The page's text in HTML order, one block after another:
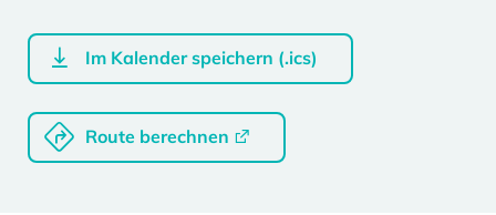
Im Kalender speichern (.ics)
Route berechnen